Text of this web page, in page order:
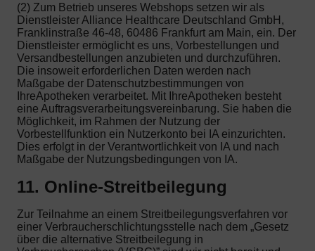
(2) Zum Betrieb unseres Webshops setzen wir als
Dienstleister Alliance Healthcare Deutschland GmbH,
Franklinstraße 46-48, 60486 Frankfurt am Main, ein. Der
Dienstleister ermöglicht es uns, Vorbestellungen und
Versandbestellungen anzubieten und durchzuführen.
Die insoweit erforderlichen Daten werden nach
Maßgabe der Datenschutzbestimmungen von
IhreApotheken verarbeitet. Mit IhreApotheken besteht
eine Auftragsverarbeitungsvereinbarung. Sie haben die
Möglichkeit, im Rahmen der Nutzung der
Vorbestellfunktion ein Nutzerkonto bei IA einzurichten.
Dies erfolgt in der Verantwortlichkeit von IA und nach
Maßgabe der Nutzungsbedingungen von IA.
11. Online-Streitbeilegung
Zur Teilnahme an einem Streitbeilegungsverfahren vor
einer Verbraucherschlichtungsstelle nach dem „Gesetz
über die alternative Streitbeilegung in